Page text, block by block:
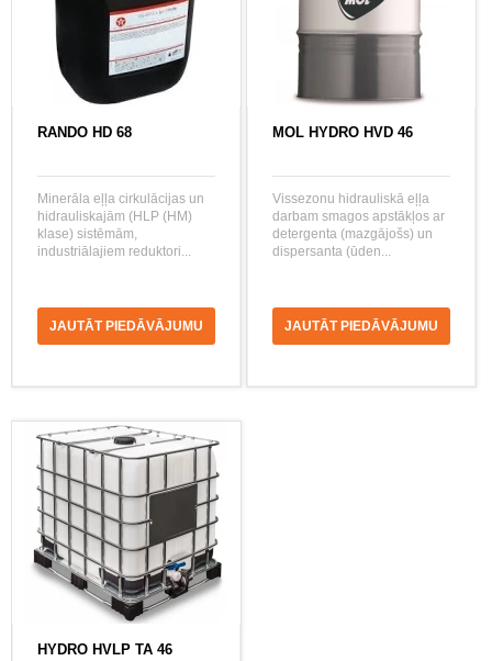
RANDO HD 68
Minerāla eļļa cirkulācijas un
hidrauliskajām (HLP (HM)
klase) sistēmām,
industriālajiem reduktori...
JAUTĀT PIEDĀVĀJUMU
MOL HYDRO HVD 46
Vissezonu hidrauliskā eļļa
darbam smagos apstākļos ar
detergenta (mazgājošs) un
dispersanta (ūden...
JAUTĀT PIEDĀVĀJUMU
HYDRO HVLP TA 46